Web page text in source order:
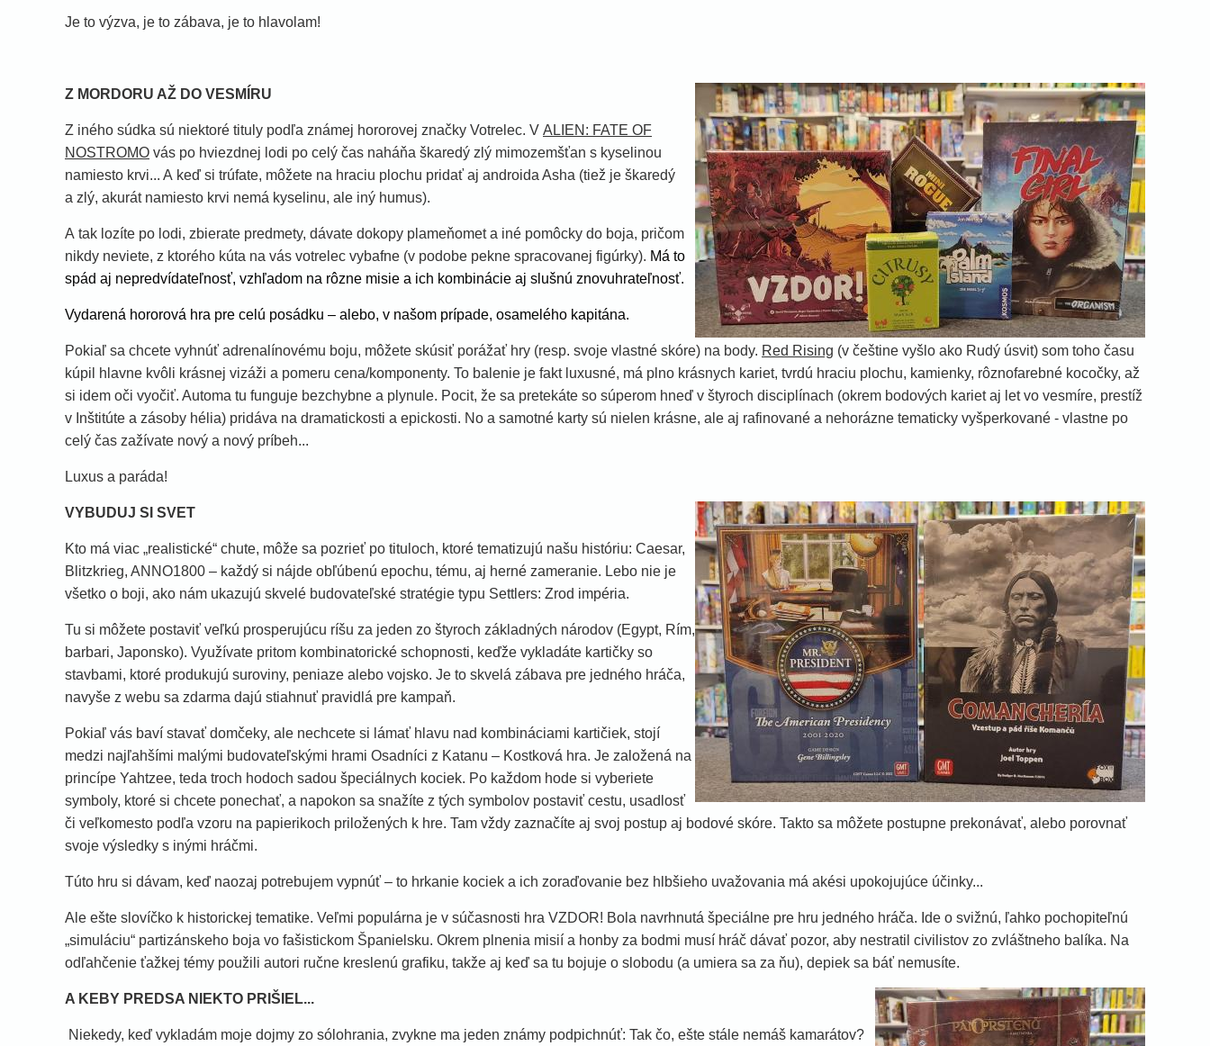
Je to výzva, je to zábava, je to hlavolam!
Z MORDORU AŽ DO VESMÍRU
Z iného súdka sú niektoré tituly podľa známej hororovej značky Votrelec. V ALIEN: FATE OF
NOSTROMO vás po hviezdnej lodi po celý čas naháňa škaredý zlý mimozemšťan s kyselinou
namiesto krvi... A keď si trúfate, môžete na hraciu plochu pridať aj androida Asha (tiež je škaredý
a zlý, akurát namiesto krvi nemá kyselinu, ale iný humus).
A tak lozíte po lodi, zbierate predmety, dávate dokopy plameňomet a iné pomôcky do boja, pričom
nikdy neviete, z ktorého kúta na vás votrelec vybafne (v podobe pekne spracovanej figúrky). Má to
spád aj nepredvídateľnosť, vzhľadom na rôzne misie a ich kombinácie aj slušnú znovuhrateľnosť.
Vydarená hororová hra pre celú posádku – alebo, v našom prípade, osamelého kapitána.
Pokiaľ sa chcete vyhnúť adrenalínovému boju, môžete skúsiť porážať hry (resp. svoje vlastné skóre) na body. Red Rising (v češtine vyšlo ako Rudý úsvit) som toho času
kúpil hlavne kvôli krásnej vizáži a pomeru cena/komponenty. To balenie je fakt luxusné, má plno krásnych kariet, tvrdú hraciu plochu, kamienky, rôznofarebné kocočky, až
si idem oči vyočiť. Automa tu funguje bezchybne a plynule. Pocit, že sa pretekáte so súperom hneď v štyroch disciplínach (okrem bodových kariet aj let vo vesmíre, prestíž
v Inštitúte a zásoby hélia) pridáva na dramatickosti a epickosti. No a samotné karty sú nielen krásne, ale aj rafinované a nehorázne tematicky vyšperkované - vlastne po
celý čas zažívate nový a nový príbeh...
Luxus a paráda!
VYBUDUJ SI SVET
Kto má viac „realistické“ chute, môže sa pozrieť po tituloch, ktoré tematizujú našu históriu: Caesar,
Blitzkrieg, ANNO1800 – každý si nájde obľúbenú epochu, tému, aj herné zameranie. Lebo nie je
všetko o boji, ako nám ukazujú skvelé budovateľské stratégie typu Settlers: Zrod impéria.
Tu si môžete postaviť veľkú prosperujúcu ríšu za jeden zo štyroch základných národov (Egypt, Rím,
barbari, Japonsko). Využívate pritom kombinatorické schopnosti, keďže vykladáte kartičky so
stavbami, ktoré produkujú suroviny, peniaze alebo vojsko. Je to skvelá zábava pre jedného hráča,
navyše z webu sa zdarma dajú stiahnuť pravidlá pre kampaň.
Pokiaľ vás baví stavať domčeky, ale nechcete si lámať hlavu nad kombináciami kartičiek, stojí
medzi najľahšími malými budovateľskými hrami Osadníci z Katanu – Kostková hra. Je založená na
princípe Yahtzee, teda troch hodoch sadou špeciálnych kociek. Po každom hode si vyberiete
symboly, ktoré si chcete ponechať, a napokon sa snažíte z tých symbolov postaviť cestu, usadlosť
či veľkomesto podľa vzoru na papierikoch priložených k hre. Tam vždy zaznačíte aj svoj postup aj bodové skóre. Takto sa môžete postupne prekonávať, alebo porovnať
svoje výsledky s inými hráčmi.
Túto hru si dávam, keď naozaj potrebujem vypnúť – to hrkanie kociek a ich zoraďovanie bez hlbšieho uvažovania má akési upokojujúce účinky...
Ale ešte slovíčko k historickej tematike. Veľmi populárna je v súčasnosti hra VZDOR! Bola navrhnutá špeciálne pre hru jedného hráča. Ide o svižnú, ľahko pochopiteľnú
„simuláciu“ partizánskeho boja vo fašistickom Španielsku. Okrem plnenia misií a honby za bodmi musí hráč dávať pozor, aby nestratil civilistov zo zvláštneho balíka. Na
odľahčenie ťažkej témy použili autori ručne kreslenú grafiku, takže aj keď sa tu bojuje o slobodu (a umiera sa za ňu), depiek sa báť nemusíte.
A KEBY PREDSA NIEKTO PRIŠIEL...
Niekedy, keď vykladám moje dojmy zo sólohrania, zvykne ma jeden známy podpichnúť: Tak čo, ešte stále nemáš kamarátov?